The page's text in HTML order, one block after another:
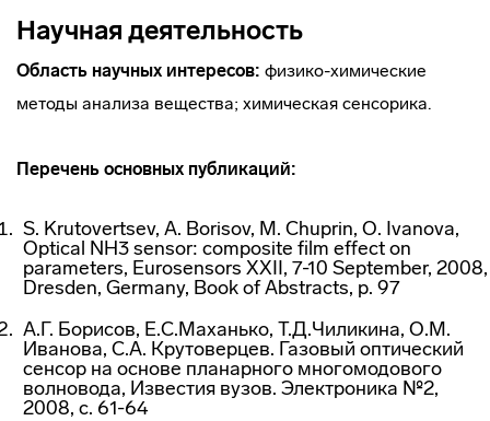
Научная деятельность
Область научных интересов: физико-химические
методы анализа вещества; химическая сенсорика.
Перечень основных публикаций:
S. Krutovertsev, A. Borisov, M. Chuprin, O. Ivanova,
Optical NH3 sensor: composite film effect on
parameters, Eurosensors XXII, 7-10 September, 2008,
Dresden, Germany, Book of Abstracts, p. 97
А.Г. Борисов, Е.С.Маханько, Т.Д.Чиликина, О.М.
Иванова, С.А. Крутоверцев. Газовый оптический
сенсор на основе планарного многомодового
волновода, Известия вузов. Электроника №2,
2008, с. 61-64